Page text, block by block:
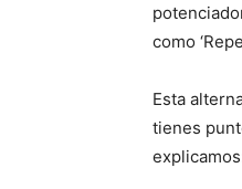
como
Esta
tienes